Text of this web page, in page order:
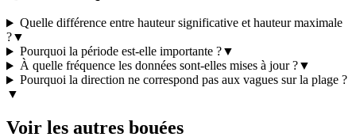
Quelle différence entre hauteur significative et hauteur maximale
?▼
Pourquoi la période est-elle importante ?▼
À quelle fréquence les données sont-elles mises à jour ?▼
Pourquoi la direction ne correspond pas aux vagues sur la plage ?
▼
Voir les autres bouées